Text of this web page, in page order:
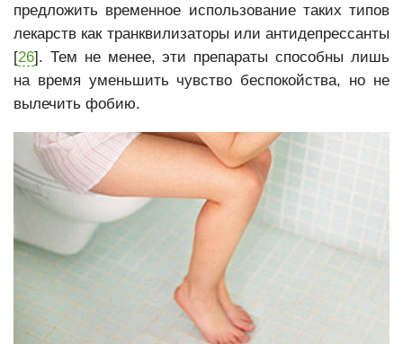
предложить временное использование таких типов
лекарств как транквилизаторы или антидепрессанты
[26]. Тем не менее, эти препараты способны лишь
на время уменьшить чувство беспокойства, но не
вылечить фобию.